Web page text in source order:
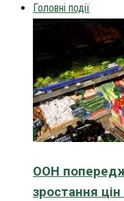
Головні події
ООН
зростання